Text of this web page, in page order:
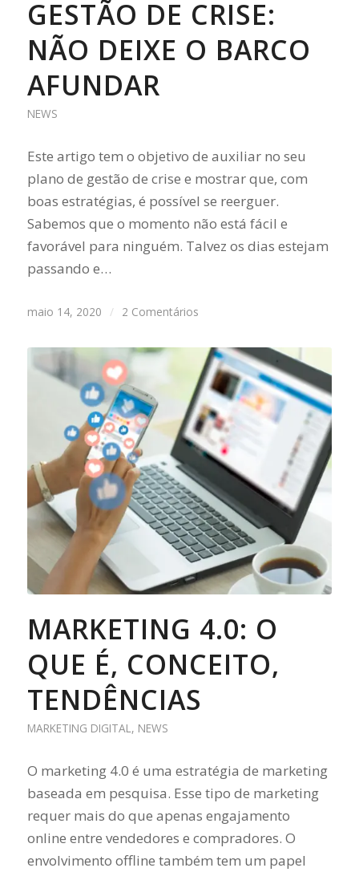
GESTÃO DE CRISE:
NÃO DEIXE O BARCO
AFUNDAR
NEWS
Este artigo tem o objetivo de auxiliar no seu
plano de gestão de crise e mostrar que, com
boas estratégias, é possível se reerguer.
Sabemos que o momento não está fácil e
favorável para ninguém. Talvez os dias estejam
passando e…
maio 14, 2020 / 2 Comentários
MARKETING 4.0: O
QUE É, CONCEITO,
TENDÊNCIAS
MARKETING DIGITAL, NEWS
O marketing 4.0 é uma estratégia de marketing
baseada em pesquisa. Esse tipo de marketing
requer mais do que apenas engajamento
online entre vendedores e compradores. O
envolvimento offline também tem um papel